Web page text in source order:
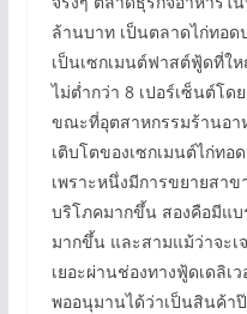
ล้านบาท เป็นตลาดไก่ทอด
เป็นเซกเมนต์ฟาสต์ฟู้ดที่ใ
ไม่ต่ำกว่า 8 เปอร์เซ็นต์โด
ขณะที่อุตสาหกรรมร้านอา
เติบโตของเซกเมนต์ไก่ท
เพราะหนึ่งมีการขยายสาข
บริโภคมากขึ้น สองคือมีแบ
มากขึ้น และสามแม้ว่าจะเ
เยอะผ่านช่องทางฟู้ดเดลิเ
พออนุมานได้ว่าเป็นสินค้า